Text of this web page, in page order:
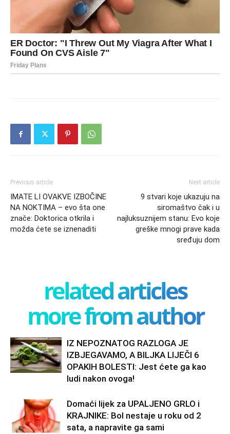
Previous article
IMATE LI OVAKVE IZBOČINE
NA NOKTIMA – evo šta one
znače: Doktorica otkrila i
možda ćete se iznenaditi
Next article
9 stvari koje ukazuju na
siromaštvo čak i u
najluksuznijem stanu: Evo koje
greške mnogi prave kada
sređuju dom
related articles
more from author
IZ NEPOZNATOG RAZLOGA JE
IZBJEGAVAMO, A BILJKA LIJEČI 6
OPAKIH BOLESTI: Jest ćete ga kao
ludi nakon ovoga!
Domaći lijek za UPALJENO GRLO i
KRAJNIKE: Bol nestaje u roku od 2
sata, a napravite ga sami